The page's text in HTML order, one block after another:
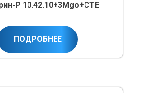
Р 10.42.10+3Мgo+CTE
ПОДРОБНЕЕ